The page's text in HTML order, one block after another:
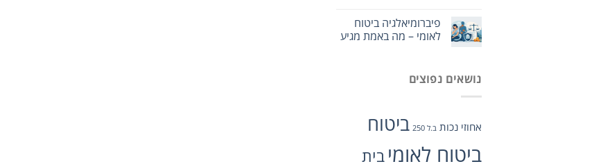
פיברומיאלגיה ביטוח
לאומי – מה באמת מגיע
נושאים נפוצים
אחוזי נכות ב.ל 250 ביטוח
ביטוח לאומיבית